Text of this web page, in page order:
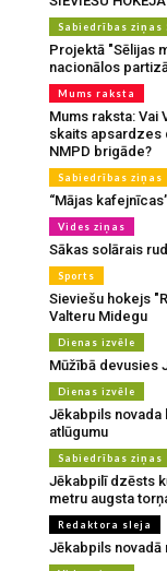
Sabiedrības ziņas
Projektā "Sēlijas
nacionālos
Mums raksta
Mums raksta: Vai
skaits apsardzes
NMPD brigāde?
Sabiedrības ziņas
“Mājas
Vides ziņas
Sākas solārais
Sports
Sieviešu hokejs
Valteru Midegu
Dienas izvēle
Mūžībā devusies
Dienas izvēle
Jēkabpils novada
atlūgumu
Sabiedrības ziņas
Jēkabpilī dzēsts
metru augsta
Redaktora sleja
Jēkabpils novadā